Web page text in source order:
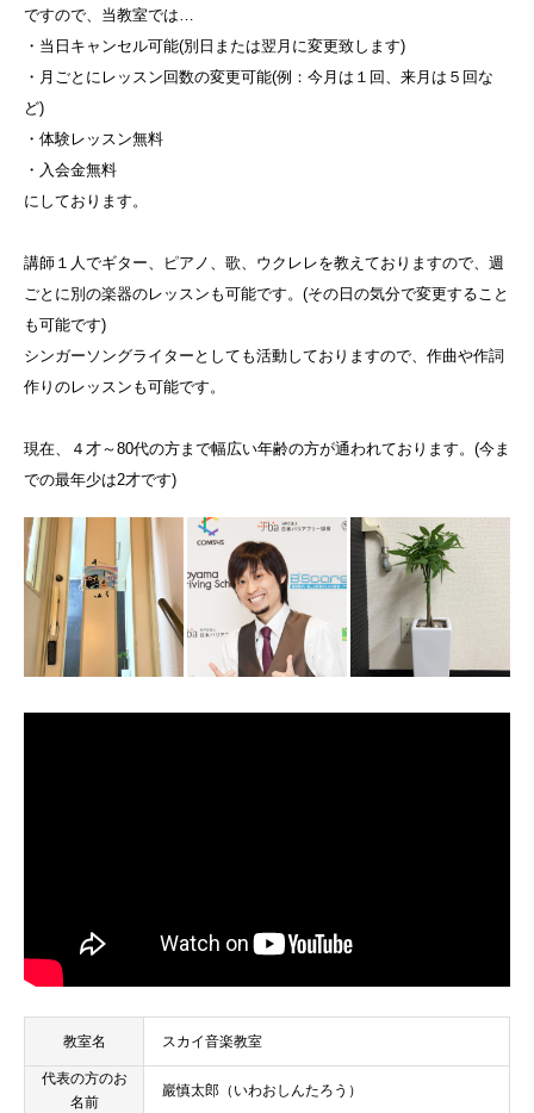
ですので、当教室では…
・当日キャンセル可能(別日または翌月に変更致します)
・月ごとにレッスン回数の変更可能(例：今月は１回、来月は５回な
ど)
・体験レッスン無料
・入会金無料
にしております。
講師１人でギター、ピアノ、歌、ウクレレを教えておりますので、週
ごとに別の楽器のレッスンも可能です。(その日の気分で変更すること
も可能です)
シンガーソングライターとしても活動しておりますので、作曲や作詞
作りのレッスンも可能です。
現在、４才～80代の方まで幅広い年齢の方が通われております。(今ま
での最年少は2才です)
教室名 スカイ音楽教室
代表の方のお
名前
巖慎太郎（いわおしんたろう）